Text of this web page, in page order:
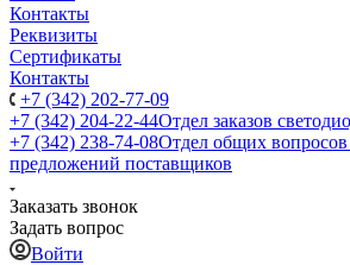
Контакты
Реквизиты
Сертификаты
Контакты
+7 (342) 202-77-09
+7 (342) 204-22-44Отдел заказов
+7 (342) 238-74-08Отдел общих
предложений поставщиков
Заказать звонок
Задать вопрос
Войти